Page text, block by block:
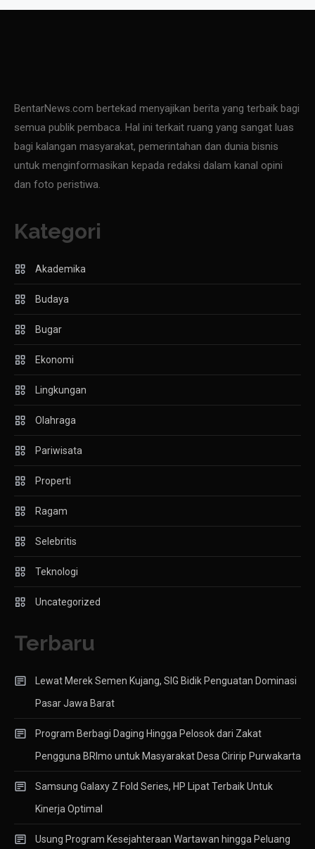
BentarNews.com bertekad menyajikan berita yang terbaik bagi
semua publik pembaca. Hal ini terkait ruang yang sangat luas
bagi kalangan masyarakat, pemerintahan dan dunia bisnis
untuk menginformasikan kepada redaksi dalam kanal opini
dan foto peristiwa.
Kategori
Akademika
Budaya
Bugar
Ekonomi
Lingkungan
Olahraga
Pariwisata
Properti
Ragam
Selebritis
Teknologi
Uncategorized
Terbaru
Lewat Merek Semen Kujang, SIG Bidik Penguatan Dominasi
Pasar Jawa Barat
Program Berbagi Daging Hingga Pelosok dari Zakat
Pengguna BRImo untuk Masyarakat Desa Ciririp Purwakarta
Samsung Galaxy Z Fold Series, HP Lipat Terbaik Untuk
Kinerja Optimal
Usung Program Kesejahteraan Wartawan hingga Peluang